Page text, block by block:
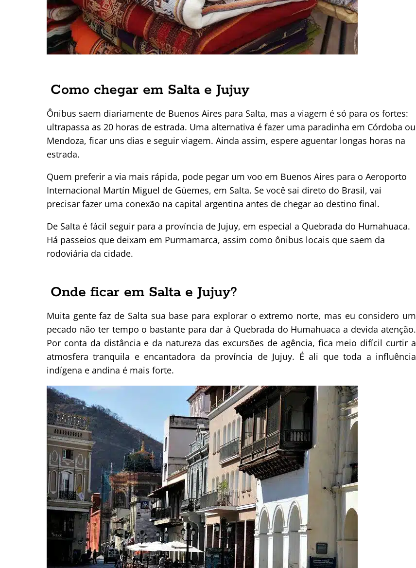
Como chegar em Salta e Jujuy
Ônibus saem diariamente de Buenos Aires para Salta, mas a viagem é só para os fortes:
ultrapassa as 20 horas de estrada. Uma alternativa é fazer uma paradinha em Córdoba ou
Mendoza, ficar uns dias e seguir viagem. Ainda assim, espere aguentar longas horas na
estrada.
Quem preferir a via mais rápida, pode pegar um voo em Buenos Aires para o Aeroporto
Internacional Martín Miguel de Güemes, em Salta. Se você sai direto do Brasil, vai
precisar fazer uma conexão na capital argentina antes de chegar ao destino final.
De Salta é fácil seguir para a província de Jujuy, em especial a Quebrada do Humahuaca.
Há passeios que deixam em Purmamarca, assim como ônibus locais que saem da
rodoviária da cidade.
Onde ficar em Salta e Jujuy?
Muita gente faz de Salta sua base para explorar o extremo norte, mas eu considero um
pecado não ter tempo o bastante para dar à Quebrada do Humahuaca a devida atenção.
Por conta da distância e da natureza das excursões de agência, fica meio difícil curtir a
atmosfera tranquila e encantadora da província de Jujuy. É ali que toda a influência
indígena e andina é mais forte.